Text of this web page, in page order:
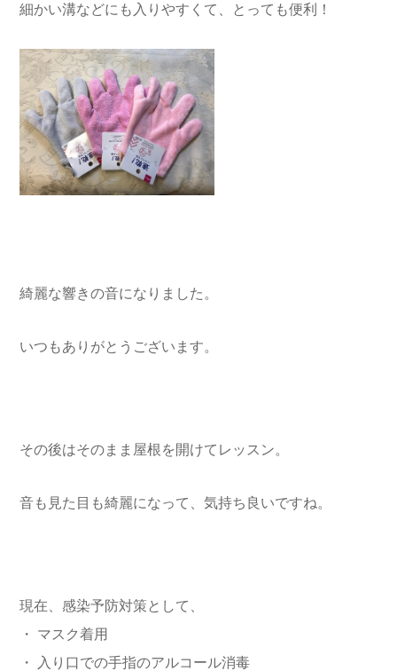
細かい溝などにも入りやすくて、とっても便利！
綺麗な響きの音になりました。
いつもありがとうございます。
その後はそのまま屋根を開けてレッスン。
音も見た目も綺麗になって、気持ち良いですね。
現在、感染予防対策として、
・ マスク着用
・ 入り口での手指のアルコール消毒